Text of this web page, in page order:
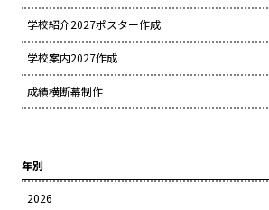
学校紹介2027ポスター作成
学校案内2027作成
成績横断幕制作
年別
2026